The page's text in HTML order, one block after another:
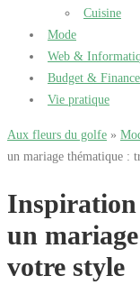
Cuisine
Mode
Web &
Budget &
Vie pratique
Aux fleurs du golfe »
un mariage thématique :
Inspiration
un
votre style